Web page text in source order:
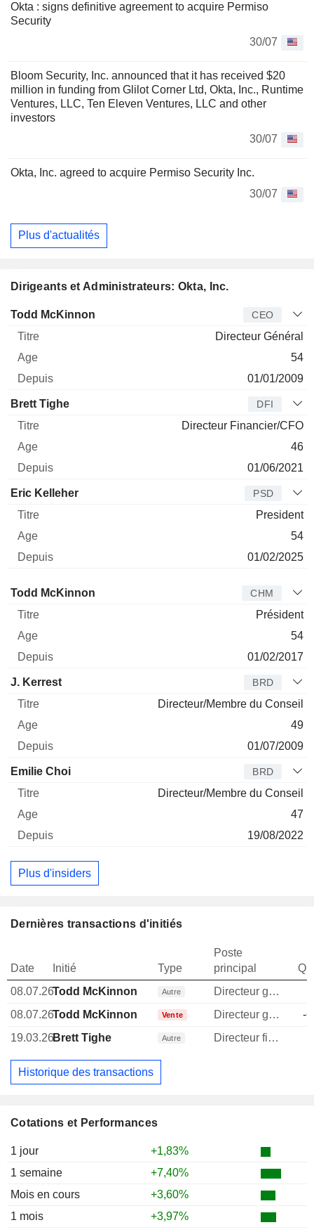
Okta : signs definitive agreement to acquire Permiso
Security
30/07
Bloom Security, Inc. announced that it has received $20
million in funding from Glilot Corner Ltd, Okta, Inc., Runtime
Ventures, LLC, Ten Eleven Ventures, LLC and other
investors
30/07
Okta, Inc. agreed to acquire Permiso Security Inc.
30/07
Plus d'actualités
Cotations et Performances
1 jour
+1,83%
1 semaine
+7,40%
Mois en cours
+3,60%
1 mois
+3,97%
Dirigeants et Administrateurs: Okta, Inc.
Dirigeant Titre Age
Todd McKinnon CEO
Directeur Général
54
01/01/2009
Brett Tighe DFI
Directeur Financier/CFO
46
01/06/2021
Eric Kelleher PSD
President
54
01/02/2025
Administrateur Titre
Todd McKinnon CHM
Président
54
01/02/2017
J. Kerrest BRD
Directeur/Membre du Conseil
49
01/07/2009
Emilie Choi BRD
Directeur/Membre du Conseil
47
19/08/2022
Plus d'insiders
Dernières transactions d'initiés
Date Initié Type
Poste
principal
08.07.26Todd McKinnon Autre
Directeur general
08.07.26Todd McKinnon Vente Directeur general
-
19.03.26Brett Tighe Autre Directeur financier
Historique des transactions